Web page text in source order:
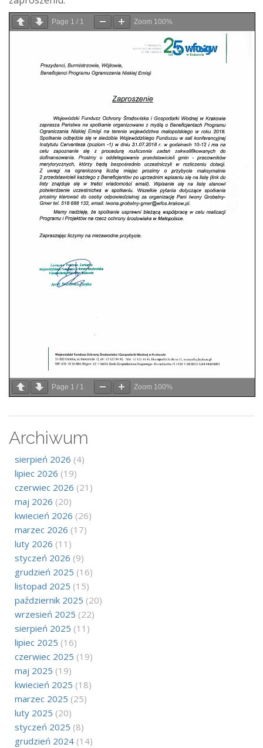
Page 1 / 1 Zoom 100%
Page 1 / 1 Zoom 100%
Archiwum
sierpień 2026 (4)
lipiec 2026 (19)
czerwiec 2026 (21)
maj 2026 (20)
kwiecień 2026 (26)
marzec 2026 (17)
luty 2026 (11)
styczeń 2026 (9)
grudzień 2025 (16)
listopad 2025 (15)
październik 2025 (20)
wrzesień 2025 (22)
sierpień 2025 (11)
lipiec 2025 (16)
czerwiec 2025 (19)
maj 2025 (19)
kwiecień 2025 (18)
marzec 2025 (25)
luty 2025 (20)
styczeń 2025 (8)
grudzień 2024 (14)